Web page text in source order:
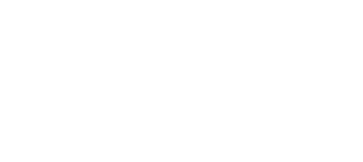
、障害児。実績入力、伝送、帳票印刷
既存ソフトへの入力、明細書・上限管理表作成